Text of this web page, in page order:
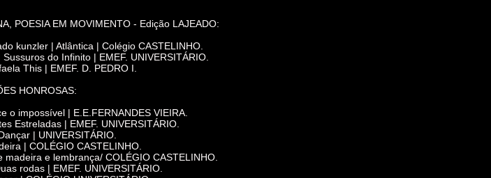
POESIA EM MOVIMENTO - Edição LAJEADO:
kunzler | Atlântica | Colégio CASTELINHO.
do Infinito | EMEF. UNIVERSITÁRIO.
This | EMEF. D. PEDRO I.
HONROSAS:
o impossível | E.E.FERNANDES VIEIRA.
Estreladas | EMEF. UNIVERSITÁRIO.
| UNIVERSITÁRIO.
| COLÉGIO CASTELINHO.
e lembrança/ COLÉGIO CASTELINHO.
rodas | EMEF. UNIVERSITÁRIO.